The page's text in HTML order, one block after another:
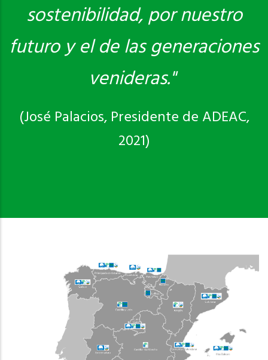
sostenibilidad, por nuestro
futuro y el de las generaciones
venideras."
(José Palacios, Presidente de ADEAC,
2021)